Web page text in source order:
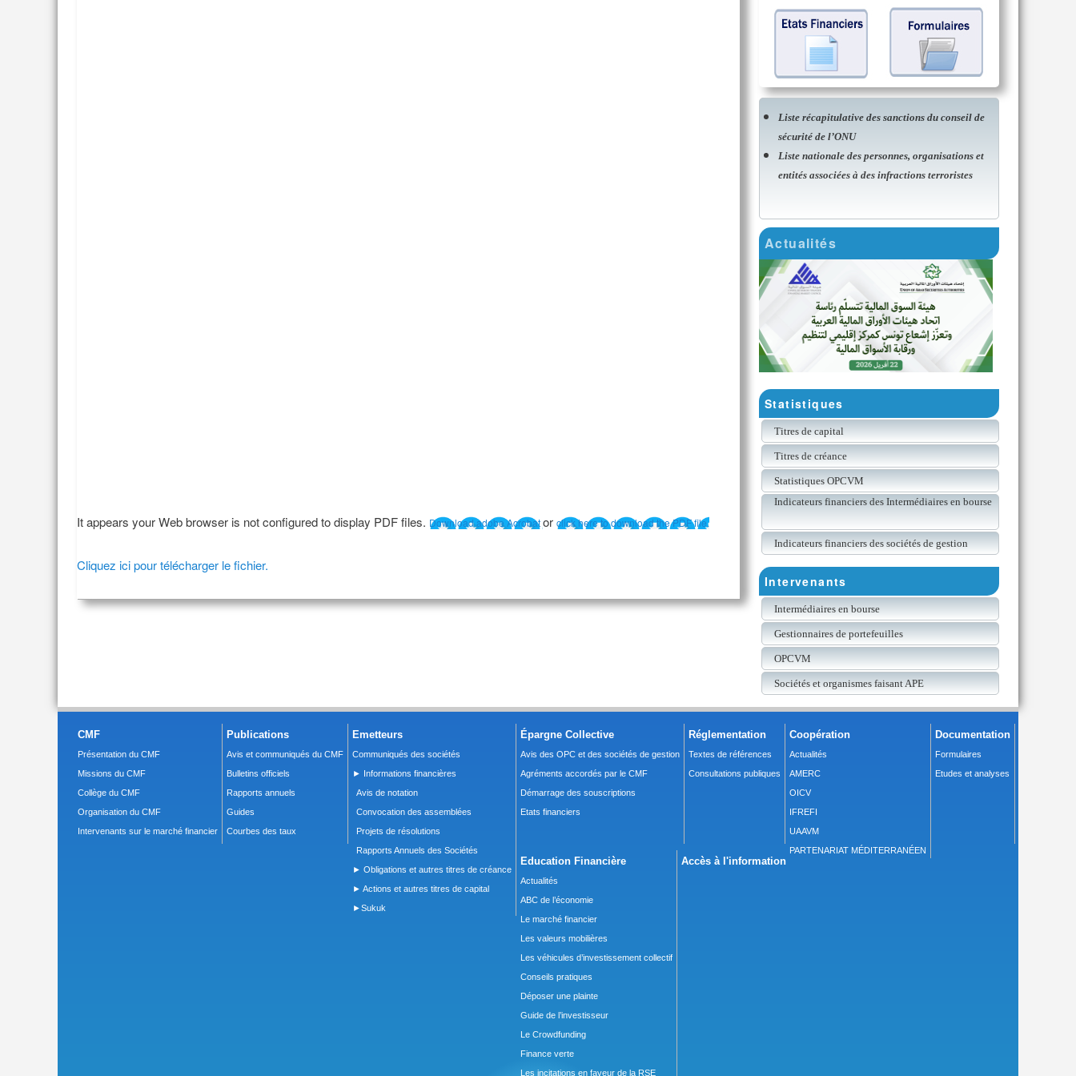
It appears your Web browser is not configured to display PDF files. Download adobe Acrobator click here to download the PDF file.
Cliquez ici pour télécharger le fichier.
Liste récapitulative des sanctions du conseil de
sécurité de l’ONU
Liste nationale des personnes, organisations et
entités associées à des infractions terroristes
Actualités
Statistiques
Titres de capital
Titres de créance
Statistiques OPCVM
Indicateurs financiers des Intermédiaires en bourse
Indicateurs financiers des sociétés de gestion
Intervenants
Intermédiaires en bourse
Gestionnaires de portefeuilles
OPCVM
Sociétés et organismes faisant APE
CMF
Présentation du CMF
Missions du CMF
Collège du CMF
Organisation du CMF
Intervenants sur le marché financier
Publications
Avis et communiqués du CMF
Bulletins officiels
Rapports annuels
Guides
Courbes des taux
Emetteurs
Communiqués des sociétés
► Informations financières
Avis de notation
Convocation des assemblées
Projets de résolutions
Rapports Annuels des Sociétés
► Obligations et autres titres de créance
► Actions et autres titres de capital
►Sukuk
Épargne Collective
Avis des OPC et des sociétés de gestion
Agréments accordés par le CMF
Démarrage des souscriptions
Etats financiers
Réglementation
Textes de références
Consultations publiques
Coopération
Actualités
AMERC
OICV
IFREFI
UAAVM
PARTENARIAT MÉDITERRANÉEN
Documentation
Formulaires
Etudes et analyses
Education Financière
Actualités
ABC de l’économie
Le marché financier
Les valeurs mobilières
Les véhicules d’investissement collectif
Conseils pratiques
Déposer une plainte
Guide de l’investisseur
Le Crowdfunding
Finance verte
Les incitations en faveur de la RSE
Accès à l'information